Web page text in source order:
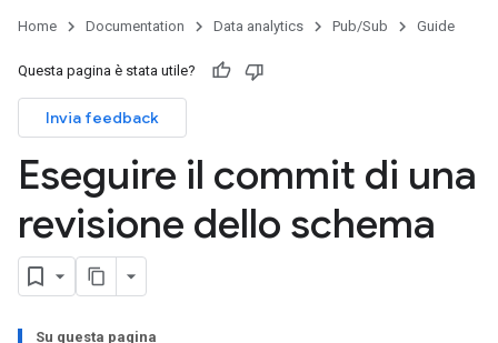
Home Documentation Data analytics Pub/Sub Guide
Questa pagina è stata utile?
Invia feedback
Eseguire il commit di una
revisione dello schema
Su questa pagina